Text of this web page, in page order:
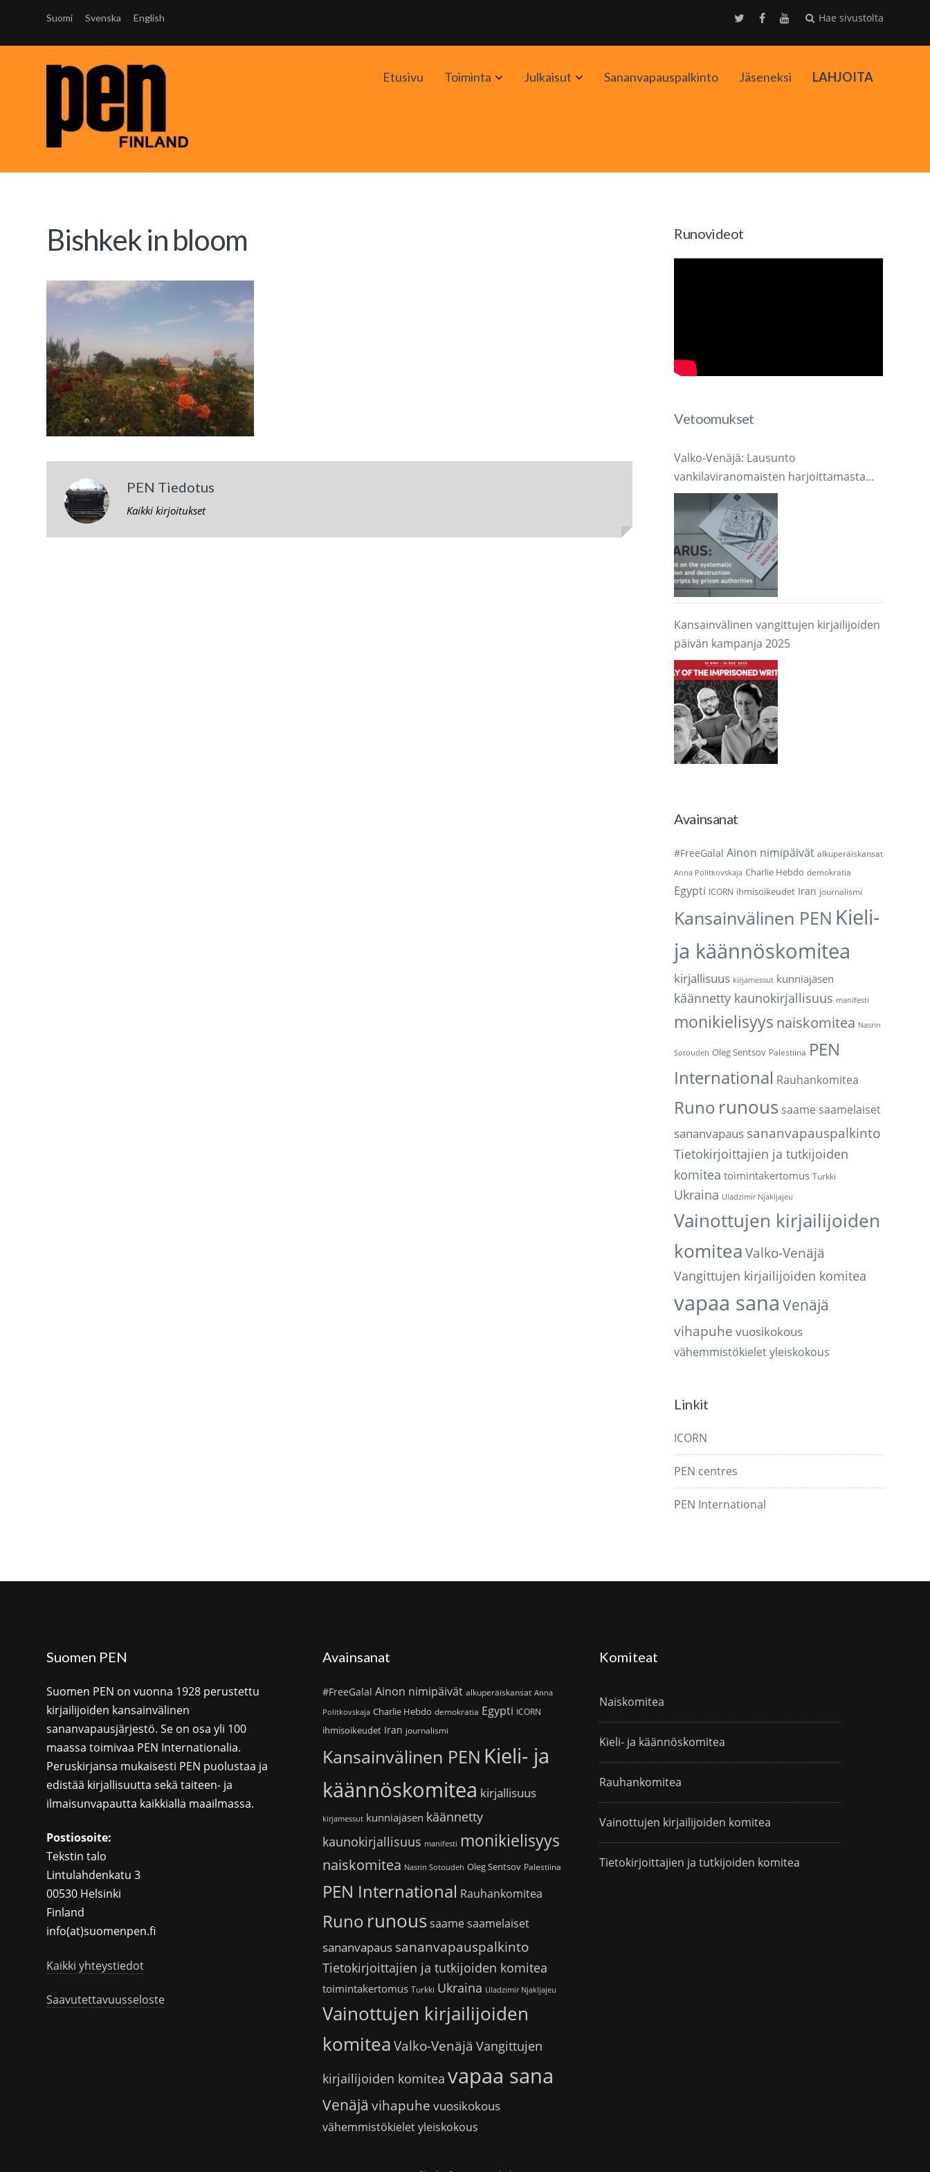
Suomi Svenska English Hae sivustolta
Etusivu Toiminta AvaaJulkaisut AvaaSananvapauspalkinto Jäseneksi LAHJOITA
Bishkek in bloom
PEN Tiedotus
Kaikki kirjoitukset
Runovideot
Vetoomukset
Valko-Venäjä: Lausunto
vankilaviranomaisten harjoittamasta
järjestelmällisestä käsikirjoitusten
takavarikoinnista ja tuhoamisesta
Kansainvälinen vangittujen kirjailijoiden
päivän kampanja 2025
Avainsanat
#FreeGalal Ainon nimipäivät alkuperäiskansat
Anna Politkovskaja Charlie Hebdo demokratia
Egypti ICORN ihmisoikeudet Iran journalismi
Kansainvälinen PEN Kieli-
ja käännöskomitea
kirjallisuus kirjamessut kunniajäsen
käännetty kaunokirjallisuus manifesti
monikielisyys naiskomitea Nasrin
Sotoudeh Oleg Sentsov Palestiina PEN
International Rauhankomitea
Runo runous saame saamelaiset
sananvapaus sananvapauspalkinto
Tietokirjoittajien ja tutkijoiden
komitea toimintakertomus Turkki
Ukraina Uladzimir Njakljajeu
Vainottujen kirjailijoiden
komitea Valko-Venäjä
Vangittujen kirjailijoiden komitea
vapaa sana Venäjä
vihapuhe vuosikokous
vähemmistökieletyleiskokous
Linkit
ICORN
PEN centres
PEN International
Suomen PEN
Suomen PEN on vuonna 1928 perustettu
kirjailijoiden kansainvälinen
sananvapausjärjestö. Se on osa yli 100
maassa toimivaa PEN Internationalia.
Peruskirjansa mukaisesti PEN puolustaa ja
edistää kirjallisuutta sekä taiteen- ja
ilmaisunvapautta kaikkialla maailmassa.
Postiosoite:
Tekstin talo
Lintulahdenkatu 3
00530 Helsinki
Finland
info(at)suomenpen.fi
Kaikki yhteystiedot
Saavutettavuusseloste
Avainsanat
#FreeGalal Ainon nimipäivät alkuperäiskansat Anna
Politkovskaja Charlie Hebdo demokratia Egypti ICORN
ihmisoikeudet Iran journalismi
Kansainvälinen PEN Kieli- ja
käännöskomitea kirjallisuus
kirjamessut kunniajäsen käännetty
kaunokirjallisuus manifesti monikielisyys
naiskomitea Nasrin Sotoudeh Oleg Sentsov Palestiina
PEN International Rauhankomitea
Runo runoussaamesaamelaiset
sananvapaus sananvapauspalkinto
Tietokirjoittajien ja tutkijoiden komitea
toimintakertomus Turkki Ukraina Uladzimir Njakljajeu
Vainottujen kirjailijoiden
komitea Valko-Venäjä Vangittujen
kirjailijoiden komitea vapaa sana
Venäjä vihapuhe vuosikokous
vähemmistökieletyleiskokous
Komiteat
Naiskomitea
Kieli- ja käännöskomitea
Rauhankomitea
Vainottujen kirjailijoiden komitea
Tietokirjoittajien ja tutkijoiden komitea